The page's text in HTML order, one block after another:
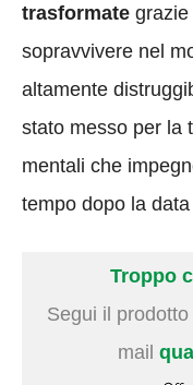
trasformate
sopravvivere nel
altamente
stato messo per la
mentali che
tempo dopo la data
Troppo
Segui il
mail